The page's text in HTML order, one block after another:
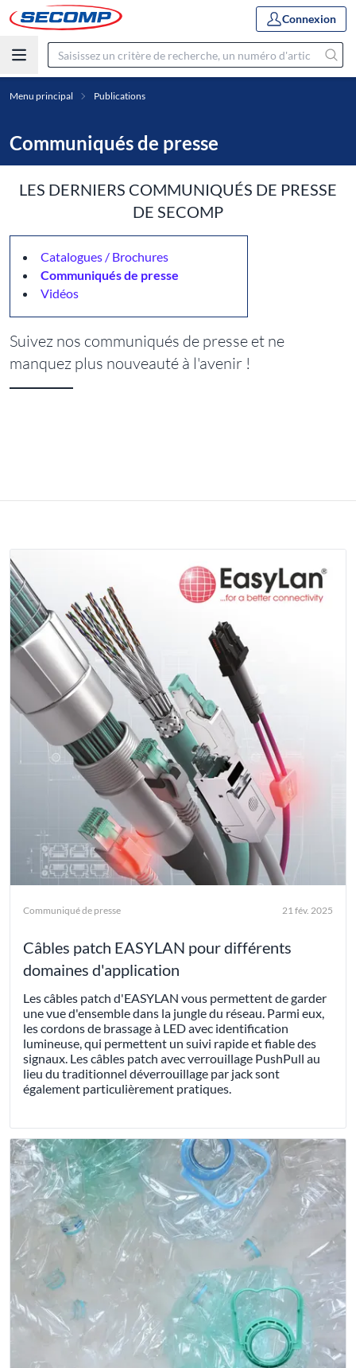
Connexion
Menu principal Publications
Communiqués de presse
LES DERNIERS COMMUNIQUÉS DE PRESSE
DE SECOMP
Catalogues / Brochures
Communiqués de presse
Vidéos
Suivez nos communiqués de presse et ne
manquez plus nouveauté à l'avenir !
Communiqué de presse 21 fév. 2025
Câbles patch EASYLAN pour différents
domaines d'application
Les câbles patch d'EASYLAN vous permettent de garder
une vue d'ensemble dans la jungle du réseau. Parmi eux,
les cordons de brassage à LED avec identification
lumineuse, qui permettent un suivi rapide et fiable des
signaux. Les câbles patch avec verrouillage PushPull au
lieu du traditionnel déverrouillage par jack sont
également particulièrement pratiques.